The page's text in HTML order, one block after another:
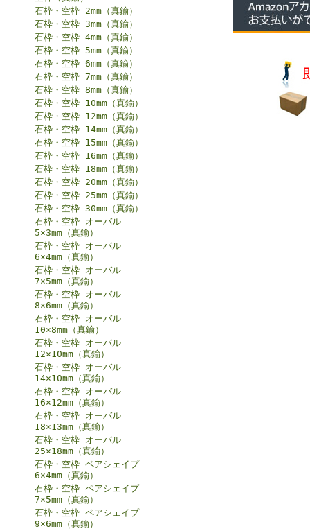
石枠・空枠 2mm（真鍮）
石枠・空枠 3mm（真鍮）
石枠・空枠 4mm（真鍮）
石枠・空枠 5mm（真鍮）
石枠・空枠 6mm（真鍮）
石枠・空枠 7mm（真鍮）
石枠・空枠 8mm（真鍮）
石枠・空枠 10mm（真鍮）
石枠・空枠 12mm（真鍮）
石枠・空枠 14mm（真鍮）
石枠・空枠 15mm（真鍮）
石枠・空枠 16mm（真鍮）
石枠・空枠 18mm（真鍮）
石枠・空枠 20mm（真鍮）
石枠・空枠 25mm（真鍮）
石枠・空枠 30mm（真鍮）
石枠・空枠 オーバル
5×3mm（真鍮）
石枠・空枠 オーバル
6×4mm（真鍮）
石枠・空枠 オーバル
7×5mm（真鍮）
石枠・空枠 オーバル
8×6mm（真鍮）
石枠・空枠 オーバル
10×8mm（真鍮）
石枠・空枠 オーバル
12×10mm（真鍮）
石枠・空枠 オーバル
14×10mm（真鍮）
石枠・空枠 オーバル
16×12mm（真鍮）
石枠・空枠 オーバル
18×13mm（真鍮）
石枠・空枠 オーバル
25×18mm（真鍮）
石枠・空枠 ペアシェイプ
6×4mm（真鍮）
石枠・空枠 ペアシェイプ
7×5mm（真鍮）
石枠・空枠 ペアシェイプ
9×6mm（真鍮）